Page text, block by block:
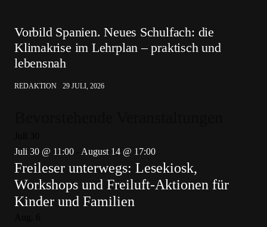
Vorbild Spanien. Neues Schulfach: die
Klimakrise im Lehrplan – praktisch und
lebensnah
REDAKTION 29 JULI, 2026
Juli 30 @ 11:00
August 14 @ 17:00
Freileser unterwegs: Lesekiosk,
Workshops und Freiluft-Aktionen für
Kinder und Familien